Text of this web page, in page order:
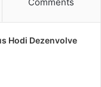
Hodi Dezenvolve